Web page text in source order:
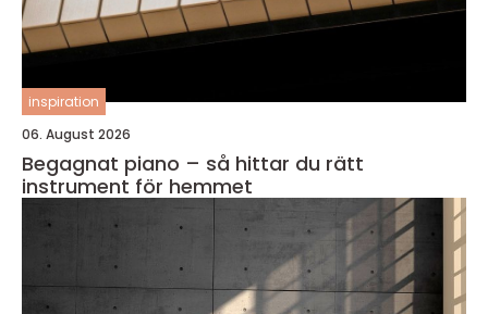
inspiration
06. August 2026
Begagnat piano – så hittar du rätt
instrument för hemmet